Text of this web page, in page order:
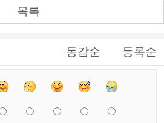
목록
동감순 등록순